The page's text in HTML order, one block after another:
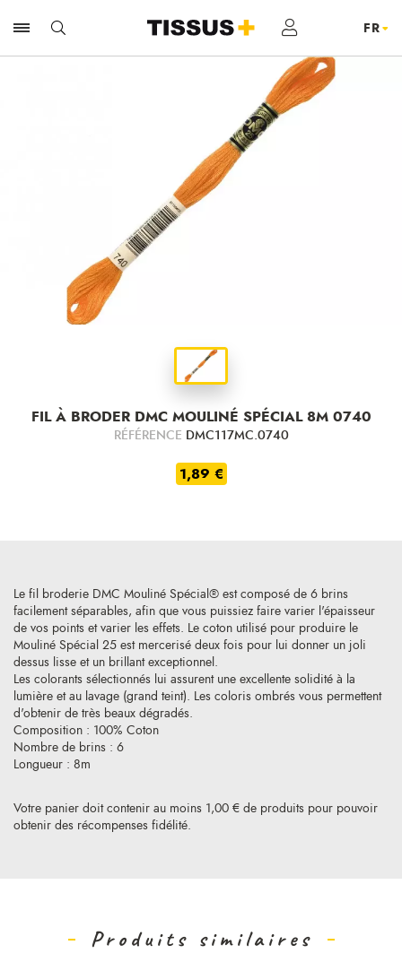
FIL À BRODER DMC MOULINÉ SPÉCIAL 8M 0740
RÉFÉRENCE DMC117MC.0740
1,89 €
Votre panier doit contenir au moins 1,00 € de produits pour pouvoir
obtenir des récompenses fidélité.
Le fil broderie DMC Mouliné Spécial® est composé de 6 brins
facilement séparables, afin que vous puissiez faire varier l'épaisseur
de vos points et varier les effets. Le coton utilisé pour produire le
Mouliné Spécial 25 est mercerisé deux fois pour lui donner un joli
dessus lisse et un brillant exceptionnel.
Les colorants sélectionnés lui assurent une excellente solidité à la
lumière et au lavage (grand teint). Les coloris ombrés vous permettent
d'obtenir de très beaux dégradés.
Composition : 100% Coton
Nombre de brins : 6
Longueur : 8m
Produits similaires